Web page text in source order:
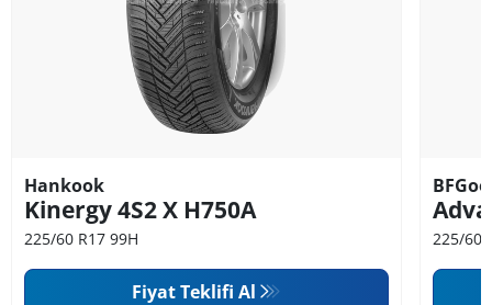
Hankook
Kinergy 4S2 X H750A
225/60 R17 99H
Fiyat Teklifi Al
225/60